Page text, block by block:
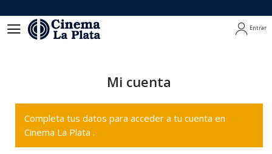
Entrar
Mi cuenta
Completa tus datos para acceder a tu cuenta en
Cinema La Plata .